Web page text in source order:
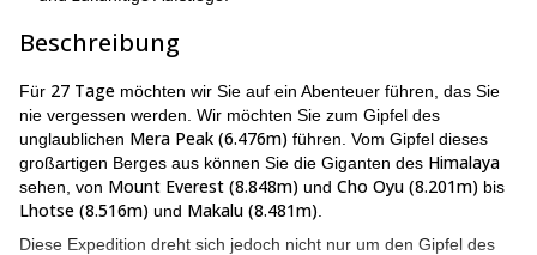
Beschreibung
Für 27 Tage möchten wir Sie auf ein Abenteuer führen, das Sie
nie vergessen werden. Wir möchten Sie zum Gipfel des
unglaublichen Mera Peak (6.476m) führen. Vom Gipfel dieses
großartigen Berges aus können Sie die Giganten des Himalaya
sehen, von Mount Everest (8.848m) und Cho Oyu (8.201m) bis
Lhotse (8.516m) und Makalu (8.481m)
Diese Expedition dreht sich jedoch nicht nur um den Gipfel des